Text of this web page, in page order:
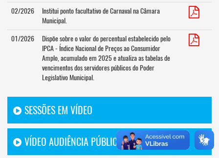
02/2026
Institui ponto facultativo de Carnaval na Câmara
Municipal.
01/2026
Dispõe sobre o valor do percentual estabelecido pelo
IPCA - Índice Nacional de Preços ao Consumidor
Amplo, acumulado em 2025 e atualiza as tabelas de
vencimentos dos servidores públicos do Poder
Legislativo Municipal.
SESSÕES EM VÍDEO
VÍDEO AUDIÊNCIA PÚBLICA